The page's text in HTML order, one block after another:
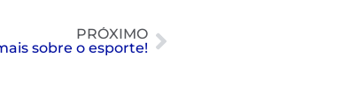
PRÓXIMO
sobre o esporte!